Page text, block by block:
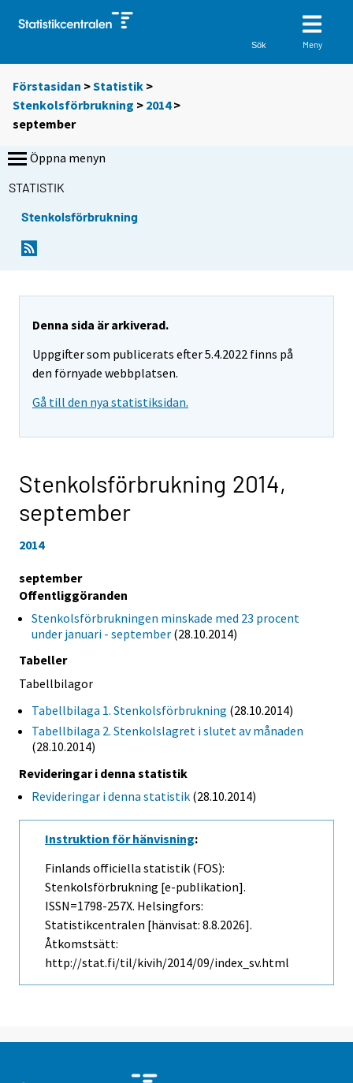
Sök Meny
Förstasidan >Statistik >
Stenkolsförbrukning > 2014>
september
Öppna menyn
STATISTIK
Stenkolsförbrukning
Denna sida är arkiverad.
Uppgifter som publicerats efter 5.4.2022 finns på
den förnyade webbplatsen.
Gå till den nya statistiksidan.
Stenkolsförbrukning 2014,
september
2014
september
Offentliggöranden
Stenkolsförbrukningen minskade med 23 procent
under januari - september (28.10.2014)
Tabeller
Tabellbilagor
Tabellbilaga 1. Stenkolsförbrukning (28.10.2014)
Tabellbilaga 2. Stenkolslagret i slutet av månaden
(28.10.2014)
Revideringar i denna statistik
Revideringar i denna statistik (28.10.2014)
Instruktion för hänvisning:
Finlands officiella statistik (FOS):
Stenkolsförbrukning [e-publikation].
ISSN=1798-257X. Helsingfors:
Statistikcentralen [hänvisat: 8.8.2026].
Åtkomstsätt:
http://stat.fi/til/kivih/2014/09/index_sv.html